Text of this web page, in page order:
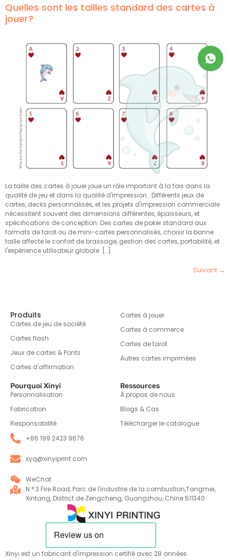
Quelles sont les tailles standard des cartes à
jouer?
La taille des cartes à jouer joue un rôle important à la fois dans la
qualité de jeu et dans la qualité d'impression.. Différents jeux de
cartes, decks personnalisés, et les projets d'impression commerciale
nécessitent souvent des dimensions différentes, épaisseurs, et
spécifications de conception. Des cartes de poker standard aux
formats de tarot ou de mini-cartes personnalisés, choisir la bonne
taille affecte le confort de brassage, gestion des cartes, portabilité, et
l'expérience utilisateur globale. […]
Suivant →
Xinyi est un fabricant d'impression certifié avec 28 années
Produits
Cartes de jeu de société
Cartes flash
Jeux de cartes & Ponts
Cartes d'affirmation
Cartes à jouer
Cartes à commerce
Cartes de tarot
Autres cartes imprimées
Pourquoi Xinyi
Personnalisation
Fabrication
Responsabilité
Ressources
À propos de nous
Blogs & Cas
Télécharger le catalogue
+86 199 2423 9676
xyq@xinyiprint.com
WeChat
N ° 3 Fire Road, Parc de l'industrie de la combustion,Tangmei,
Xintang, District de Zengcheng, Guangzhou, Chine 511340